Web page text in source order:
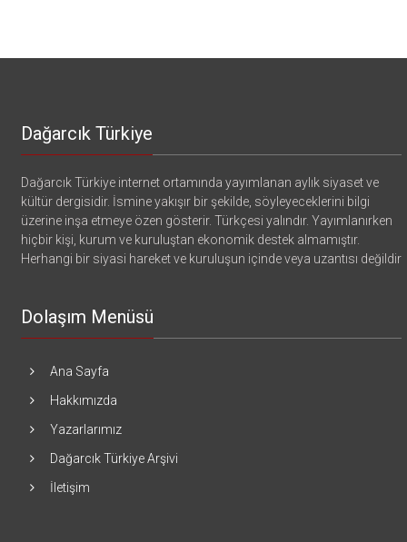
Dağarcık Türkiye
Dağarcık Türkiye internet ortamında yayımlanan aylık siyaset ve
kültür dergisidir. İsmine yakışır bir şekilde, söyleyeceklerini bilgi
üzerine inşa etmeye özen gösterir. Türkçesi yalındır. Yayımlanırken
hiçbir kişi, kurum ve kuruluştan ekonomik destek almamıştır.
Herhangi bir siyasi hareket ve kuruluşun içinde veya uzantısı değildir
Dolaşım Menüsü
Ana Sayfa
Hakkımızda
Yazarlarımız
Dağarcık Türkiye Arşivi
İletişim